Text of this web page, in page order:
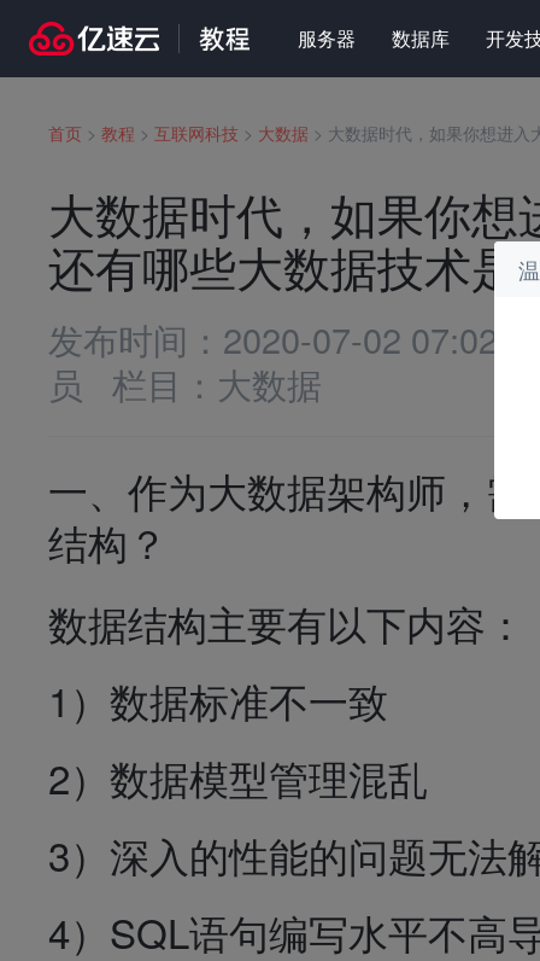
服务器 数据库 开发
首页 > 教程 > 互联网科技 > 大数据 > 大数据时代，如果你想进入
大数据时代，如果你
还有哪些大数据技术是
发布时间： 2020-07-02
员
栏目： 大数据
一、作为大数据架构师，
结构？
数据结构主要有以下内容：
1）数据标准不一致
2）数据模型管理混乱
3）深入的性能的问题无法
4）SQL语句编写水平不高